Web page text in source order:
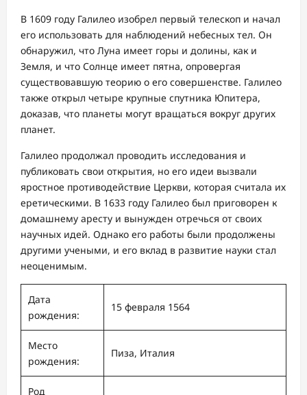
В 1609 году Галилео изобрел первый телескоп и начал
его использовать для наблюдений небесных тел. Он
обнаружил, что Луна имеет горы и долины, как и
Земля, и что Солнце имеет пятна, опровергая
существовавшую теорию о его совершенстве. Галилео
также открыл четыре крупные спутника Юпитера,
доказав, что планеты могут вращаться вокруг других
планет.
Галилео продолжал проводить исследования и
публиковать свои открытия, но его идеи вызвали
яростное противодействие Церкви, которая считала их
еретическими. В 1633 году Галилео был приговорен к
домашнему аресту и вынужден отречься от своих
научных идей. Однако его работы были продолжены
другими учеными, и его вклад в развитие науки стал
неоценимым.
Дата
рождения:
15 февраля 1564
Место
рождения:
Пиза, Италия
Род